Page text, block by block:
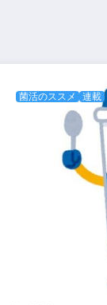
菌活のススメ 連載